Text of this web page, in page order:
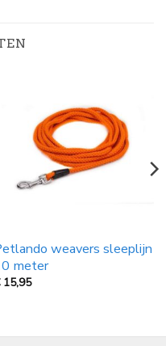
weavers sleeplijn
meter
15,95